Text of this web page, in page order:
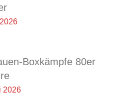
Boxkämpfe 80er
2026